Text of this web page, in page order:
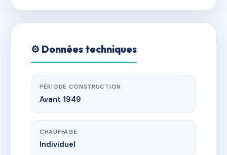
⚙️ Données techniques
PÉRIODE CONSTRUCTION
Avant 1949
CHAUFFAGE
Individuel